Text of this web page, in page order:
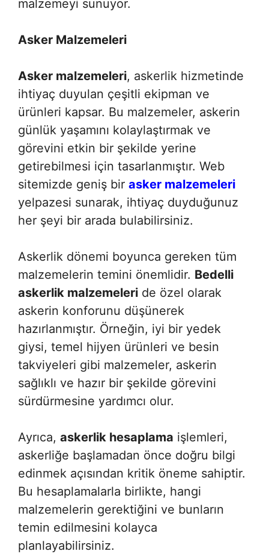
malzemeyi sunuyor.
Asker Malzemeleri
Asker malzemeleri, askerlik hizmetinde
ihtiyaç duyulan çeşitli ekipman ve
ürünleri kapsar. Bu malzemeler, askerin
günlük yaşamını kolaylaştırmak ve
görevini etkin bir şekilde yerine
getirebilmesi için tasarlanmıştır. Web
sitemizde geniş bir asker malzemeleri
yelpazesi sunarak, ihtiyaç duyduğunuz
her şeyi bir arada bulabilirsiniz.
Askerlik dönemi boyunca gereken tüm
malzemelerin temini önemlidir. Bedelli
askerlik malzemeleri de özel olarak
askerin konforunu düşünerek
hazırlanmıştır. Örneğin, iyi bir yedek
giysi, temel hijyen ürünleri ve besin
takviyeleri gibi malzemeler, askerin
sağlıklı ve hazır bir şekilde görevini
sürdürmesine yardımcı olur.
Ayrıca, askerlik hesaplama işlemleri,
askerliğe başlamadan önce doğru bilgi
edinmek açısından kritik öneme sahiptir.
Bu hesaplamalarla birlikte, hangi
malzemelerin gerektiğini ve bunların
temin edilmesini kolayca
planlayabilirsiniz.